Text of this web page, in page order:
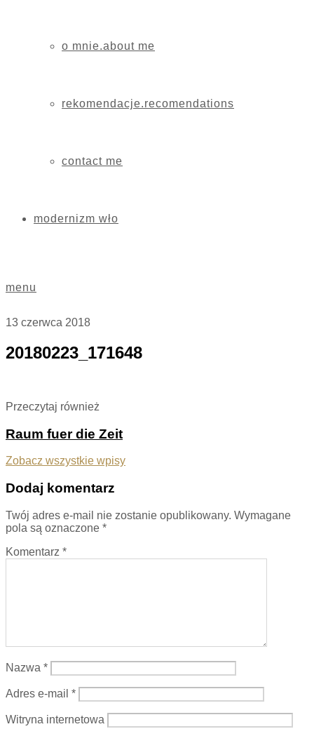
o mnie.about me
rekomendacje.recomendations
contact me
modernizm wło
menu
13 czerwca 2018
20180223_171648
Przeczytaj również
Raum fuer die Zeit
Zobacz wszystkie wpisy
Dodaj komentarz
Twój adres e-mail nie zostanie opublikowany. Wymagane
pola są oznaczone *
Komentarz *
Nazwa *
Adres e-mail *
Witryna internetowa